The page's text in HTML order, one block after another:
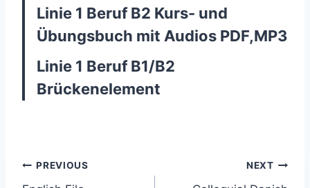
Linie 1 Beruf B2 Kurs- und
Übungsbuch mit Audios PDF,MP3
Linie 1 Beruf B1/B2
Brückenelement
Post
PREVIOUS NEXT